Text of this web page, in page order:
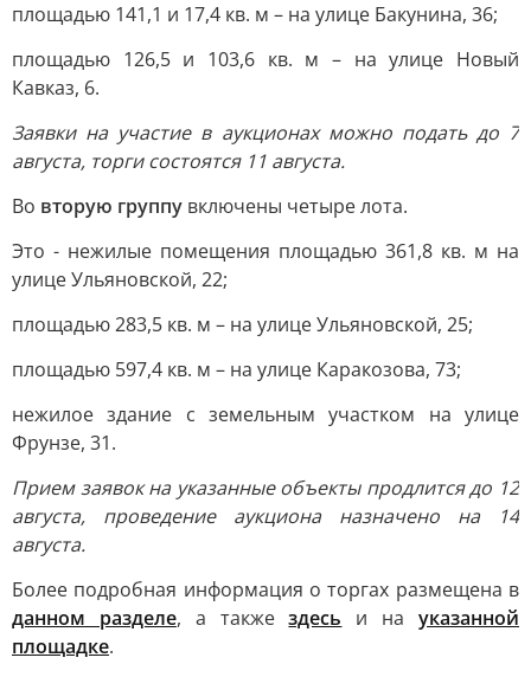
площадью 141,1 и 17,4 кв. м – на улице Бакунина, 36;
площадью 126,5 и 103,6 кв. м – на улице Новый
Кавказ, 6.
Заявки на участие в аукционах можно подать до 7
августа, торги состоятся 11 августа.
Во вторую группу включены четыре лота.
Это - нежилые помещения площадью 361,8 кв. м на
улице Ульяновской, 22;
площадью 283,5 кв. м – на улице Ульяновской, 25;
площадью 597,4 кв. м – на улице Каракозова, 73;
нежилое здание с земельным участком на улице
Фрунзе, 31.
Прием заявок на указанные объекты продлится до 12
августа, проведение аукциона назначено на 14
августа.
Более подробная информация о торгах размещена в
данном разделе, а такжездесь и науказанной
площадке.